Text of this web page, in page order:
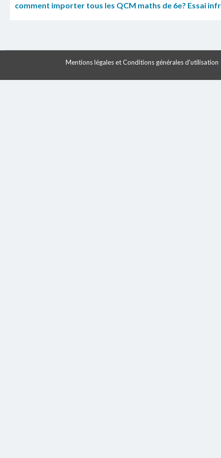
comment importer tous les QCM maths de 6e? Essai
Mentions légales et Conditions générales d'utilisation